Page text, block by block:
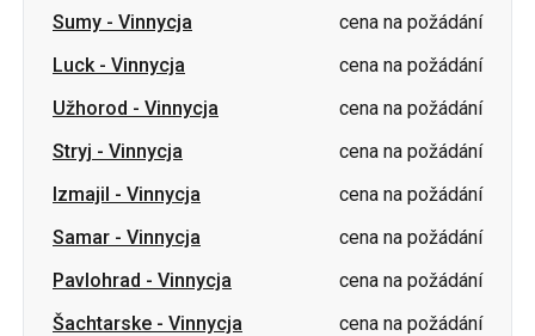
Sumy - Vinnycja
cena na požádání
Luck- Vinnycja
cena na požádání
Užhorod - Vinnycja
cena na požádání
Stryj - Vinnycja
cena na požádání
Izmajil - Vinnycja
cena na požádání
Samar - Vinnycja
cena na požádání
Pavlohrad - Vinnycja
cena na požádání
Šachtarske - Vinnycja
cena na požádání